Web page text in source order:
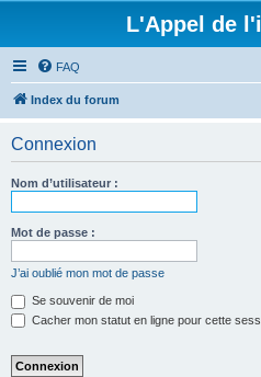
L'Appel de
FAQ
Index du forum
Connexion
Nom d’utilisateur :
Mot de passe :
J’ai oublié mon mot de passe
Se souvenir de moi
Cacher mon statut en ligne pour cette